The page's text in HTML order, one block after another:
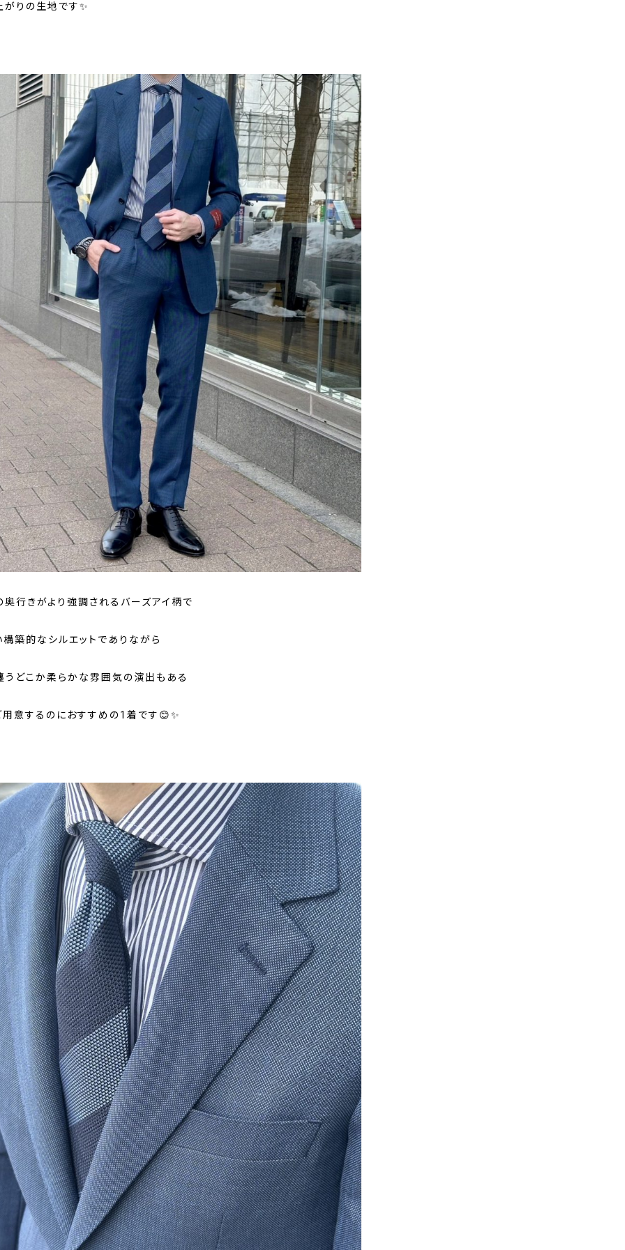
がりの生地です✨
奥行きがより強調されるバーズアイ柄で
構築的なシルエットでありながら
うどこか柔らかな雰囲気の演出もある
用意するのにおすすめの1着です😊✨